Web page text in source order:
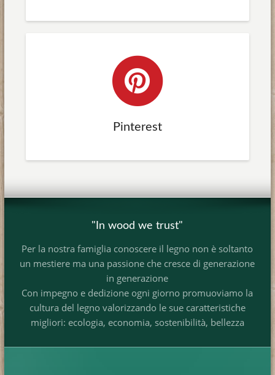
Pinterest
"In wood we trust"
Per la nostra famiglia conoscere il legno non è soltanto
un mestiere ma una passione che cresce di generazione
in generazione
Con impegno e dedizione ogni giorno promuoviamo la
cultura del legno valorizzando le sue caratteristiche
migliori: ecologia, economia, sostenibilità, bellezza